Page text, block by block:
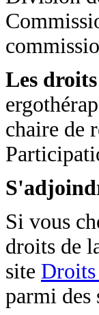
Les
chaire de
Si vous
droits de
site Droits
parmi